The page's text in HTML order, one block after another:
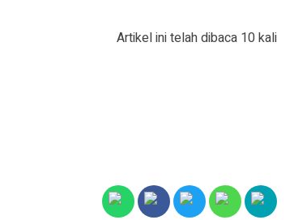
Artikel ini telah dibaca 10 kali